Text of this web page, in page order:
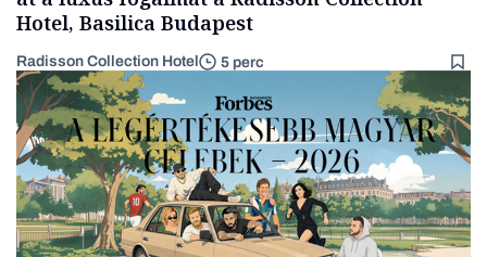
Hotel, Basilica Budapest
Radisson Collection Hotel 5 perc